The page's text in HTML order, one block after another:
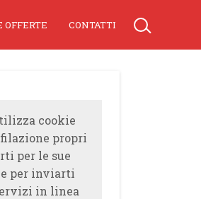
OFFERTE CONTATTI
cookie
propri
per le sue
per inviarti
in linea